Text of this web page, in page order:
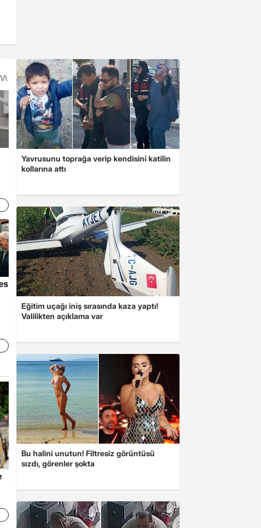
Yavrusunu toprağa verip kendisini katilin
kollarına attı
Eğitim uçağı iniş sırasında kaza yaptı!
Valilikten açıklama var
Bu halini unutun! Filtresiz görüntüsü
sızdı, görenler şokta